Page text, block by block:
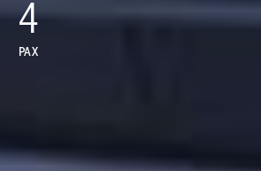
4
PAX